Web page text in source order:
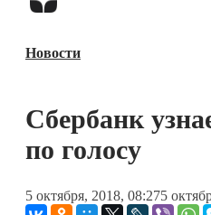
Блокчейн
Технологии
Книги
Новости
Сбербанк
по голосу
5 октября, 2018, 08:275